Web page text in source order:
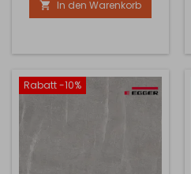
luxuriöse Interieurs perfekt
ergänzt. Sie ist die ideale
Kombination aus rohem
Funktionalität suchen. Die
Oberflächenstruktur ST10
 In den Warenkorb
Rabatt -10%